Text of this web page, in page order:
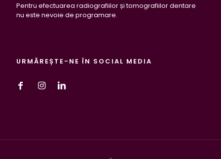
Pentru efectuarea radiografiilor și tomografiilor dentare
nu este nevoie de programare.
URMĂREȘTE-NE ÎN SOCIAL MEDIA